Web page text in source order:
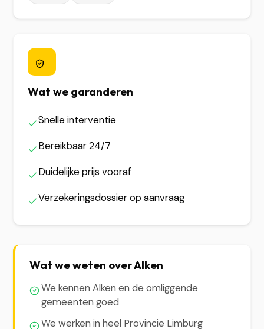
Wat we garanderen
Snelle interventie
Bereikbaar 24/7
Duidelijke prijs vooraf
Verzekeringsdossier op aanvraag
Wat we weten over Alken
We kennen Alken en de omliggende
gemeenten goed
We werken in heel Provincie Limburg